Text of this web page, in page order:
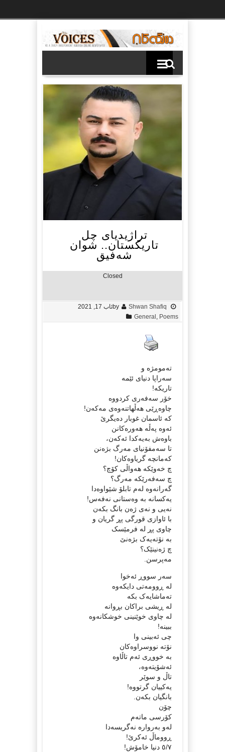
تراژیدیای چل
تاریکستان.. شوان
شەفیق
Closed
by Shwan Shafiq
ئاب 17, 2021
General Poems
تەمومژە و
سەراپا دنیای ئێمە
تاریکە!
خۆر سەفەری کردووە
چاوەڕێی ھەڵھاتنەوەی مەکەن!
کە ئاسمان غوبار دەیگرێ
ئەوە پەڵە ھەورەکانن
باوەش بەیەکدا ئەکەن،
تا سەمفۆنیای مەرگ بژەنن
کەمانچە گریاوەکان!
چ خەوێکە ھەواڵی كۆچ؟
چ سەفەرێکە مەرگ؟
گەرانەوە لەم تابلۆ شێواوەدا
یەکسانە بە وەستانی نەفەس!
نەیی و نەی ژەن بانگ بکەن
با ئاوازی قورگی پڕ گریان و
چاوی پڕ لە فرمێسک
بە نۆتەیەک بژەنێ
چ ژەنینێک؟
مەپرسن.
سەر سووڕ ئەخوا
لە ڕوومەتی دایکەوە
تەماشایەک بکە
لە ڕیشی براکان بڕوانە
لە چاوی خوێنینی خوشکانەوە
ببینە!
چی ئەبینی وا
نۆتە نووسراوەکان
بە خووڕی ئەم تاڵاوە
ئەشۆیتەوە،
تاڵ و سوێر
یەکییان گرتووە!
بانگیان بکەن.
چۆن
کۆرسی ماتەم
لەو بەروارە نەگریسەدا
ڕووماڵ ئەکرێ!
٥/٧ دنیا خامۆش!